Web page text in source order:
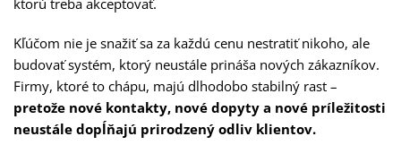
ktorú treba akceptovať.
Kľúčom nie je snažiť sa za každú cenu nestratiť nikoho, ale
budovať systém, ktorý neustále prináša nových zákazníkov.
Firmy, ktoré to chápu, majú dlhodobo stabilný rast –
pretože nové kontakty, nové dopyty a nové príležitosti
neustále dopĺňajú prirodzený odliv klientov.